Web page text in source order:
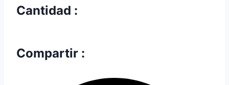
Cantidad :
Compartir :